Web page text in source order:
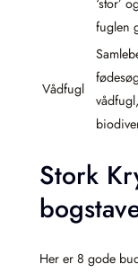
fuglen
Vådfugl
Stork
Her er 8 gode